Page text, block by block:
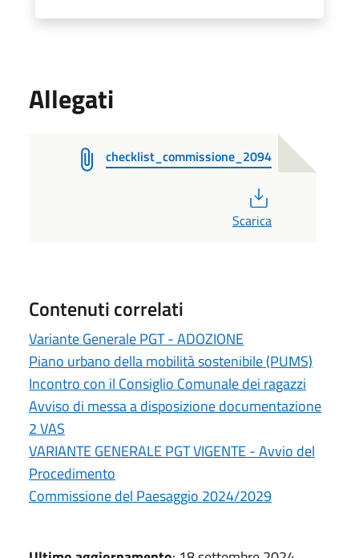
Allegati
checklist_commissione_2094
Scarica
Contenuti correlati
Variante Generale PGT - ADOZIONE
Piano urbano della mobilità sostenibile (PUMS)
Incontro con il Consiglio Comunale dei ragazzi
Avviso di messa a disposizione documentazione
2 VAS
VARIANTE GENERALE PGT VIGENTE - Avvio del
Procedimento
Commissione del Paesaggio 2024/2029